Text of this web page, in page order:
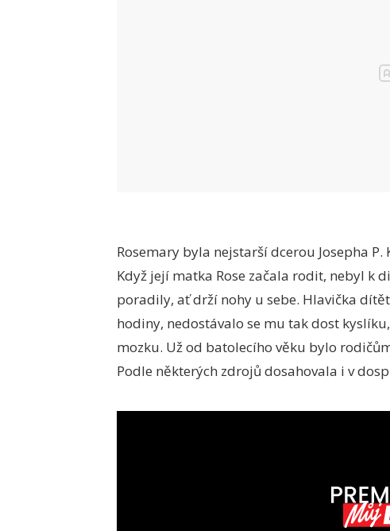
Rosemary byla nejstarší dcerou Josepha
Když její matka Rose začala rodit, nebyl k
poradily, ať drží nohy u sebe. Hlavička
hodiny, nedostávalo se mu tak dost
mozku. Už od batolecího věku bylo
Podle některých zdrojů dosahovala i v